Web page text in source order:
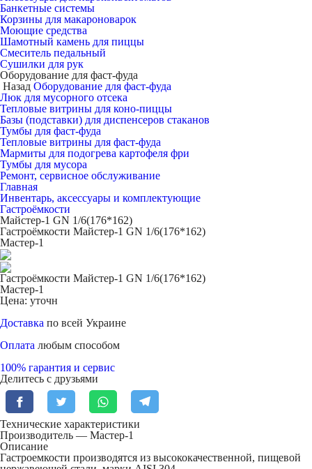
Банкетные системы
Корзины для макароноварок
Моющие средства
Шамотный камень для пиццы
Смеситель педальный
Сушилки для рук
Оборудование для фаст-фуда
Назад Оборудование для фаст-фуда
Люк для мусорного отсека
Тепловые витрины для коно-пиццы
Базы (подставки) для диспенсеров стаканов
Тумбы для фаст-фуда
Тепловые витрины для фаст-фуда
Мармиты для подогрева картофеля фри
Тумбы для мусора
Ремонт, сервисное обслуживание
Главная
Инвентарь, аксессуары и комплектующие
Гастроёмкости
Майстер-1 GN 1/6(176*162)
Гастроёмкости Майстер-1 GN 1/6(176*162)
Мастер-1
Гастроёмкости Майстер-1 GN 1/6(176*162)
Мастер-1
Цена: уточн
Доставка по всей Украине
Оплата любым способом
100% гарантия и сервис
Делитесь с друзьями
Технические характеристики
Производитель — Мастер-1
Описание
Гастроемкости производятся из высококачественной, пищевой